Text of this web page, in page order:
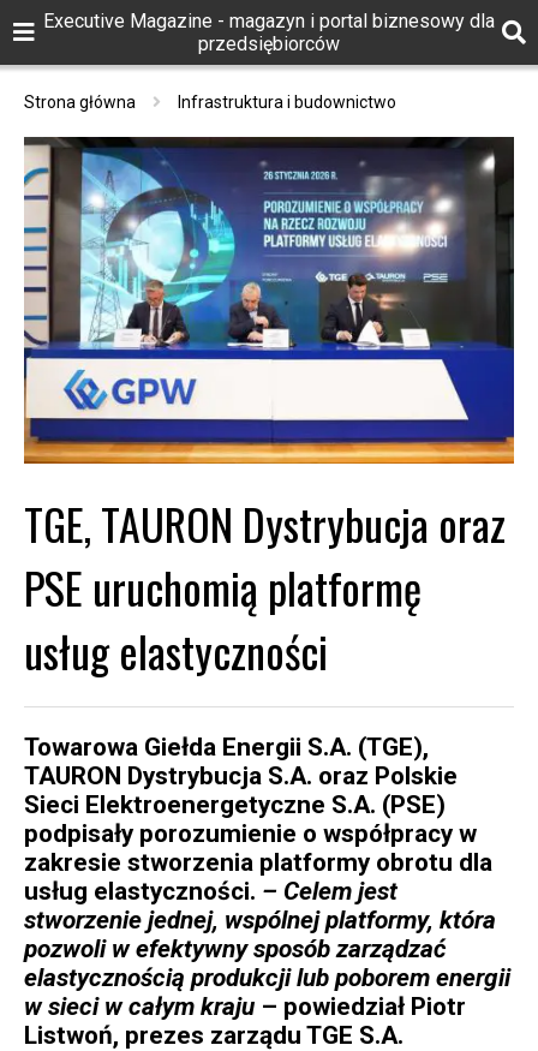
Executive Magazine - magazyn i portal biznesowy dla
przedsiębiorców
Strona główna Infrastruktura i budownictwo
TGE, TAURON Dystrybucja oraz
PSE uruchomią platformę
usług elastyczności
Towarowa Giełda Energii S.A. (TGE),
TAURON Dystrybucja S.A. oraz Polskie
Sieci Elektroenergetyczne S.A. (PSE)
podpisały porozumienie o współpracy w
zakresie stworzenia platformy obrotu dla
usług elastyczności. – Celem jest
stworzenie jednej, wspólnej platformy, która
pozwoli w efektywny sposób zarządzać
elastycznością produkcji lub poborem energii
w sieci w całym kraju – powiedział Piotr
Listwoń, prezes zarządu TGE S.A.